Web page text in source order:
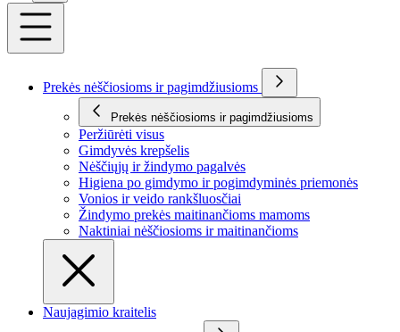
Prekės nėščiosioms ir pagimdžiusioms
Prekės nėščiosioms ir pagimdžiusioms
Peržiūrėti visus
Gimdyvės krepšelis
Nėščiųjų ir žindymo pagalvės
Higiena po gimdymo ir pogimdyminės priemonės
Vonios ir veido rankšluosčiai
Žindymo prekės maitinančioms mamoms
Naktiniai nėščiosioms ir maitinančioms
Naujagimio kraitelis